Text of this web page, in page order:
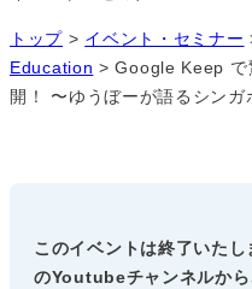
トップ > イベント・セミナー
Education >Google Keep で
開！ 〜ゆうぼーが語るシンガ
このイベントは終了いた
のYoutubeチャンネルから